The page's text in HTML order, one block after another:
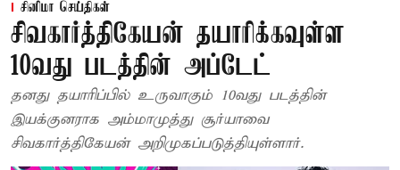
சினிமா செய்திகள்
சிவகார்த்திகேயன் தயாரிக்கவுள்ள
10வது படத்தின் அப்டேட்
தனது தயாரிப்பில் உருவாகும் 10வது படத்தின்
இயக்குனராக அம்மாமுத்து சூர்யாவை
சிவகார்த்திகேயன் அறிமுகப்படுத்தியுள்ளார்.